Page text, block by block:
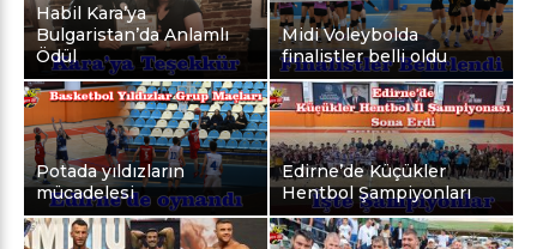
Habil Kara’ya
Bulgaristan’da Anlamlı
Ödül
Midi Voleybolda
finalistler belli oldu
Potada yıldızların
mücadelesi
Edirne’de Küçükler
Hentbol Şampiyonları